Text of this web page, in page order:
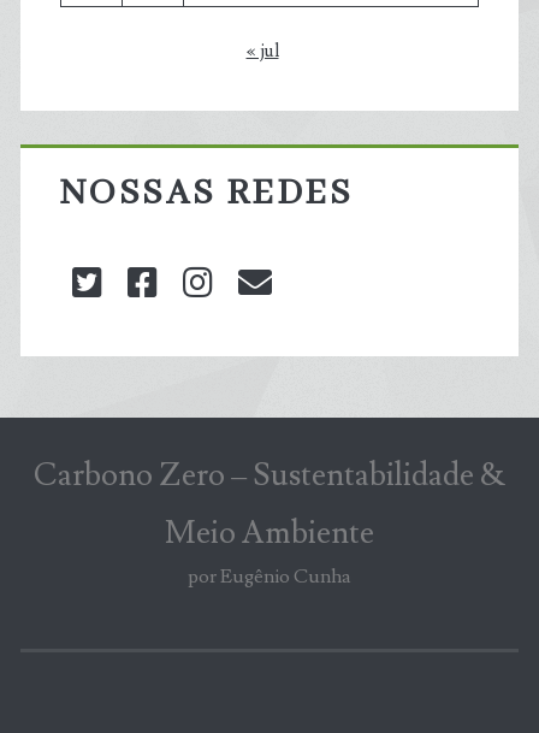
« jul
NOSSAS REDES
twitterfacebookinstagram
Carbono Zero – Sustentabilidade &
Meio Ambiente
por Eugênio Cunha